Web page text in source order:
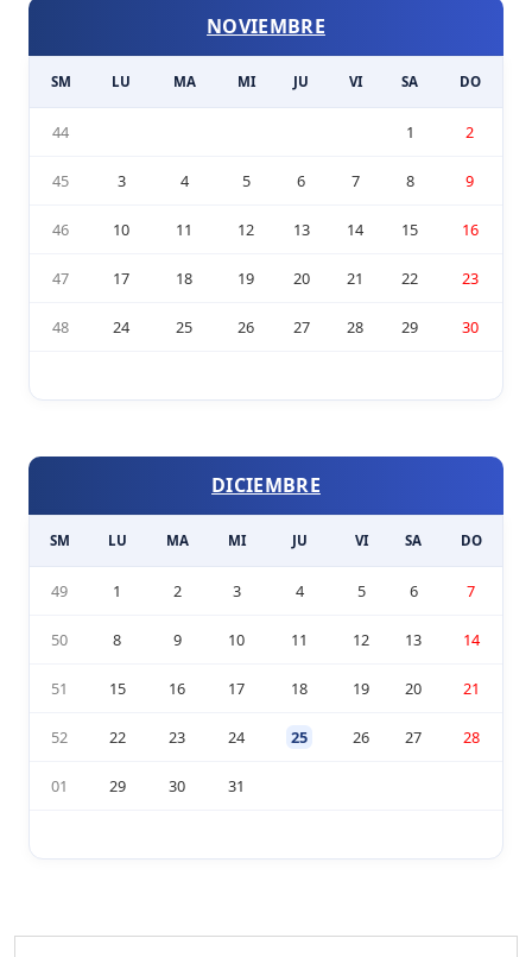
NOVIEMBRE
SM LU MA MI JU VI SA DO
44 1 2
45 3 4 5 6 7 8 9
46 10 11 12 13 14 15 16
47 17 18 19 20 21 22 23
48 24 25 26 27 28 29 30
DICIEMBRE
SM LU MA MI JU VI SA DO
49 1 2 3 4 5 6 7
50 8 9 10 11 12 13 14
51 15 16 17 18 19 20 21
52 22 23 24 25 26 27 28
01 29 30 31